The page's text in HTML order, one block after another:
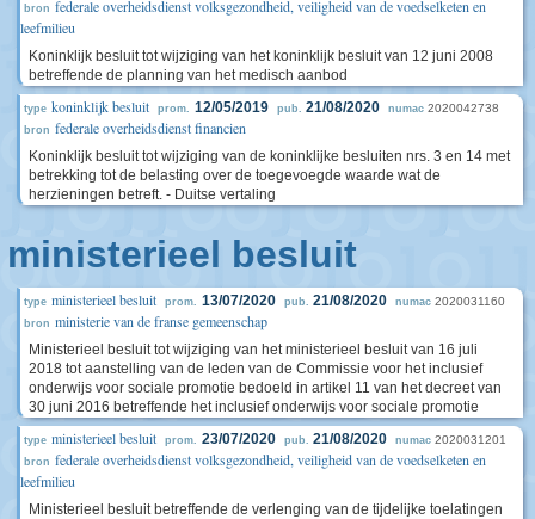
bron federale overheidsdienst volksgezondheid, veiligheid van de voedselketen en
leefmilieu
Koninklijk besluit tot wijziging van het koninklijk besluit van 12 juni 2008
betreffende de planning van het medisch aanbod
type koninklijk besluit prom. 12/05/2019 pub. 21/08/2020 numac 2020042738
bron federale overheidsdienst financien
Koninklijk besluit tot wijziging van de koninklijke besluiten nrs. 3 en 14 met
betrekking tot de belasting over de toegevoegde waarde wat de
herzieningen betreft. - Duitse vertaling
ministerieel besluit
type ministerieel besluit prom. 13/07/2020 pub. 21/08/2020 numac 2020031160
bron ministerie van de franse gemeenschap
Ministerieel besluit tot wijziging van het ministerieel besluit van 16 juli
2018 tot aanstelling van de leden van de Commissie voor het inclusief
onderwijs voor sociale promotie bedoeld in artikel 11 van het decreet van
30 juni 2016 betreffende het inclusief onderwijs voor sociale promotie
type ministerieel besluit prom. 23/07/2020 pub. 21/08/2020 numac 2020031201
bron federale overheidsdienst volksgezondheid, veiligheid van de voedselketen en
leefmilieu
Ministerieel besluit betreffende de verlenging van de tijdelijke toelatingen